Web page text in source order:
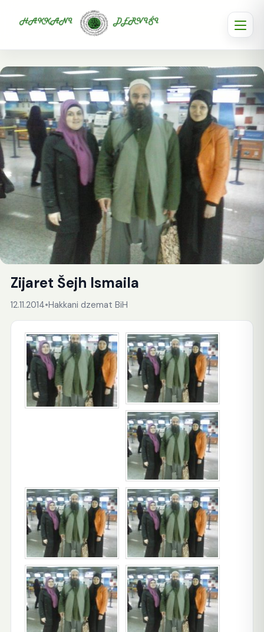
Zijaret Šejh Ismaila
12.11.2014•Hakkani dzemat BiH